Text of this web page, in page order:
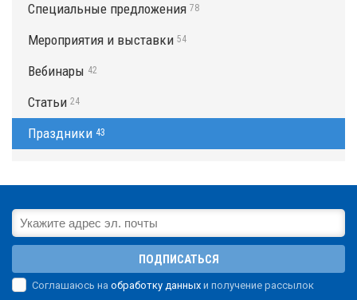
Специальные предложения 78
Мероприятия и выставки 54
Вебинары 42
Статьи 24
Праздники 43
ПОДПИСАТЬСЯ
Соглашаюсь на обработку данных и получение рассылок